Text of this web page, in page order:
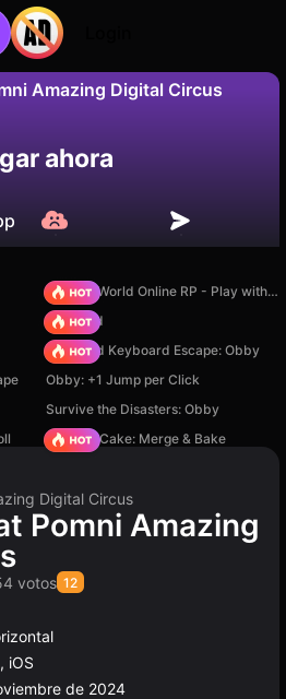
Amazing Digital Circus
ahora
Sprunki World Online RP - Play with Friends!
TB World
+1 Speed Keyboard Escape: Obby
Obby: +1 Jump per Click
Survive the Disasters: Obby
Piece of Cake: Merge & Bake
Digital Circus
Pomni Amazing
votos 12
iOS
de 2024